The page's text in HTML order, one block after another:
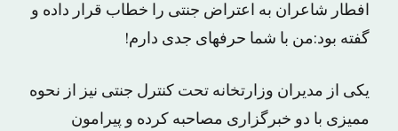
افطار شاعران به اعتراض جنتی را خطاب قرار داده و
گفته بود:من با شما حرفهای جدی دارم!
یکی از مدیران وزارتخانه تحت کنترل جنتی نیز از نحوه
ممیزی با دو خبرگزاری مصاحبه کرده و پیرامون